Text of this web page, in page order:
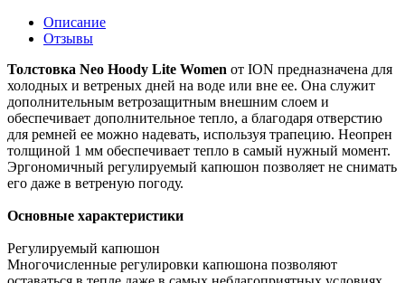
Описание
Отзывы
Толстовка Neo Hoody Lite Women от ION предназначена для
холодных и ветреных дней на воде или вне ее. Она служит
дополнительным ветрозащитным внешним слоем и
обеспечивает дополнительное тепло, а благодаря отверстию
для ремней ее можно надевать, используя трапецию. Неопрен
толщиной 1 мм обеспечивает тепло в самый нужный момент.
Эргономичный регулируемый капюшон позволяет не снимать
его даже в ветреную погоду.
Основные характеристики
Регулируемый капюшон
Многочисленные регулировки капюшона позволяют